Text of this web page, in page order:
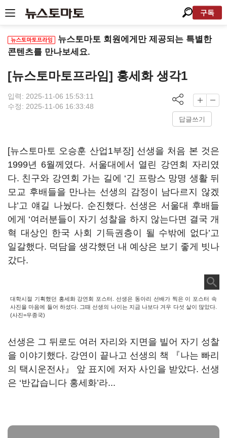
구독
뉴스토마토 회원에게만 제공되는 특별한
콘텐츠를 만나보세요.
[뉴스토마토프라임] 홍세화 생각1
입력: 2025-11-06 15:53:11
수정: 2025-11-06 16:33:48
답글쓰기
[뉴스토마토 오승훈 산업1부장] 선생을 처음 본 것은
1999년 6월께였다. 서울대에서 열린 강연회 자리였
다. 친구와 강연회 가는 길에 ‘긴 프랑스 망명 생활 뒤
모교 후배들을 만나는 선생의 감정이 남다르지 않겠
냐’고 얘길 나눴다. 순진했다. 선생은 서울대 후배들
에게 ‘여러분들이 자기 성찰을 하지 않는다면 결국 개
혁 대상인 한국 사회 기득권층이 될 수밖에 없다’고
일갈했다. 덕담을 생각했던 내 예상은 보기 좋게 빗나
갔다.
대학시절 기획했던 홍세화 강연회 포스터. 선생은 동아리 선배가 찍은 이 포스터 속
사진을 마음에 들어 하셨다. 그때 선생의 나이는 지금 나보다 겨우 다섯 살이 많았다.
(사진=우종국)
선생은 그 뒤로도 여러 자리와 지면을 빌어 자기 성찰
을 이야기했다. 강연이 끝나고 선생의 책 『나는 빠리
의 택시운전사』 앞 표지에 저자 사인을 받았다. 선생
은 ‘반갑습니다 홍세화’라...